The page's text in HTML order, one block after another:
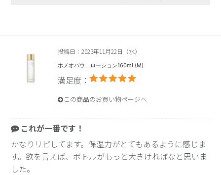
投稿日：2023年11月22日（水）
ホメオバウ ローション160mL(M)
満足度：
この商品のお買い物ページへ
これが一番です！
かなりリピしてます。保湿力がとてもあるように感じま
す。欲を言えば、ボトルがもっと大きければなと思いま
した。